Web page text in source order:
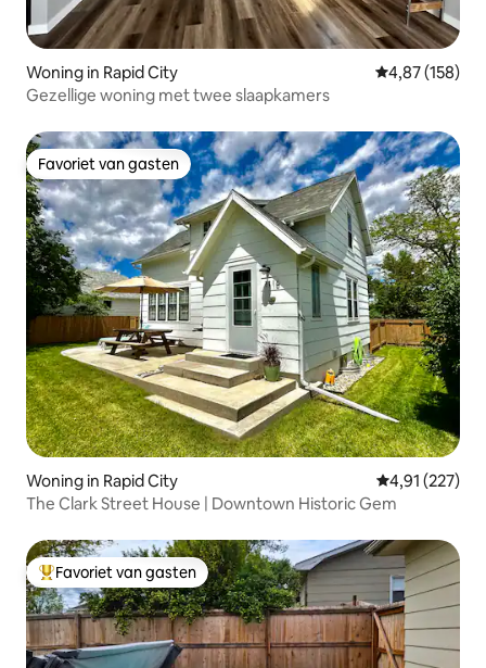
Woning in Rapid City Gemiddelde
4,87 (158)
Gezellige woning met twee slaapkamers
Favoriet van gasten
Favoriet van gasten
Woning in Rapid City Gemiddelde
4,91 (227)
The Clark Street House | Downtown Historic Gem
Topfavoriet van gasten
Favoriet van gasten